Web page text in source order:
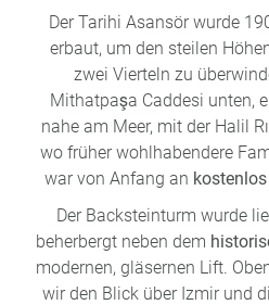
Der Tarihi Asansör wurde
erbaut, um den steilen
zwei Vierteln zu
Mithatpaşa Caddesi unten,
nahe am Meer, mit der Halil
wo früher wohlhabendere
war von Anfang an kostenlos
Der Backsteinturm wurde
beherbergt neben dem
modernen, gläsernen Lift.
wir den Blick über Izmir und